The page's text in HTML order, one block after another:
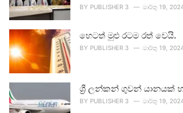
BY PUBLISHER 3 මාර්තු 19,
හෙටත් මුළු රටම රත් වෙයි.
BY PUBLISHER 3 මාර්තු 19,
ශ්‍රී ලන්කන් ගුවන් යානයක්
BY PUBLISHER 3 මාර්තු 19,